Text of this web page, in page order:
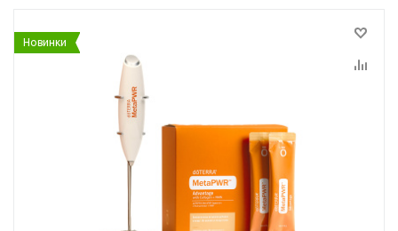
Новинки